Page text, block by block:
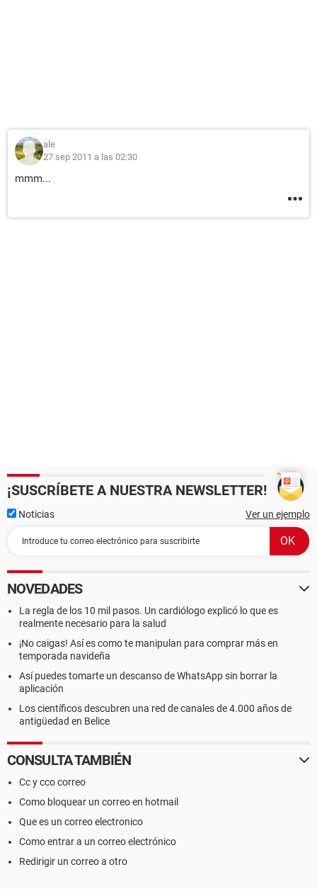
ale
27 sep 2011 a las 02:30
mmm...
¡SUSCRÍBETE A NUESTRA NEWSLETTER!
Noticias Ver un ejemplo
NOVEDADES
La regla de los 10 mil pasos. Un cardiólogo explicó lo que es
realmente necesario para la salud
¡No caigas! Así es como te manipulan para comprar más en
temporada navideña
Así puedes tomarte un descanso de WhatsApp sin borrar la
aplicación
Los científicos descubren una red de canales de 4.000 años de
antigüedad en Belice
CONSULTA TAMBIÉN
Cc y cco correo
Como bloquear un correo en hotmail
Que es un correo electronico
Como entrar a un correo electrónico
Redirigir un correo a otro